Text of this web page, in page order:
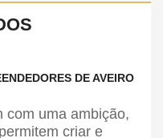
DE AVEIRO
com uma ambição,
criar e